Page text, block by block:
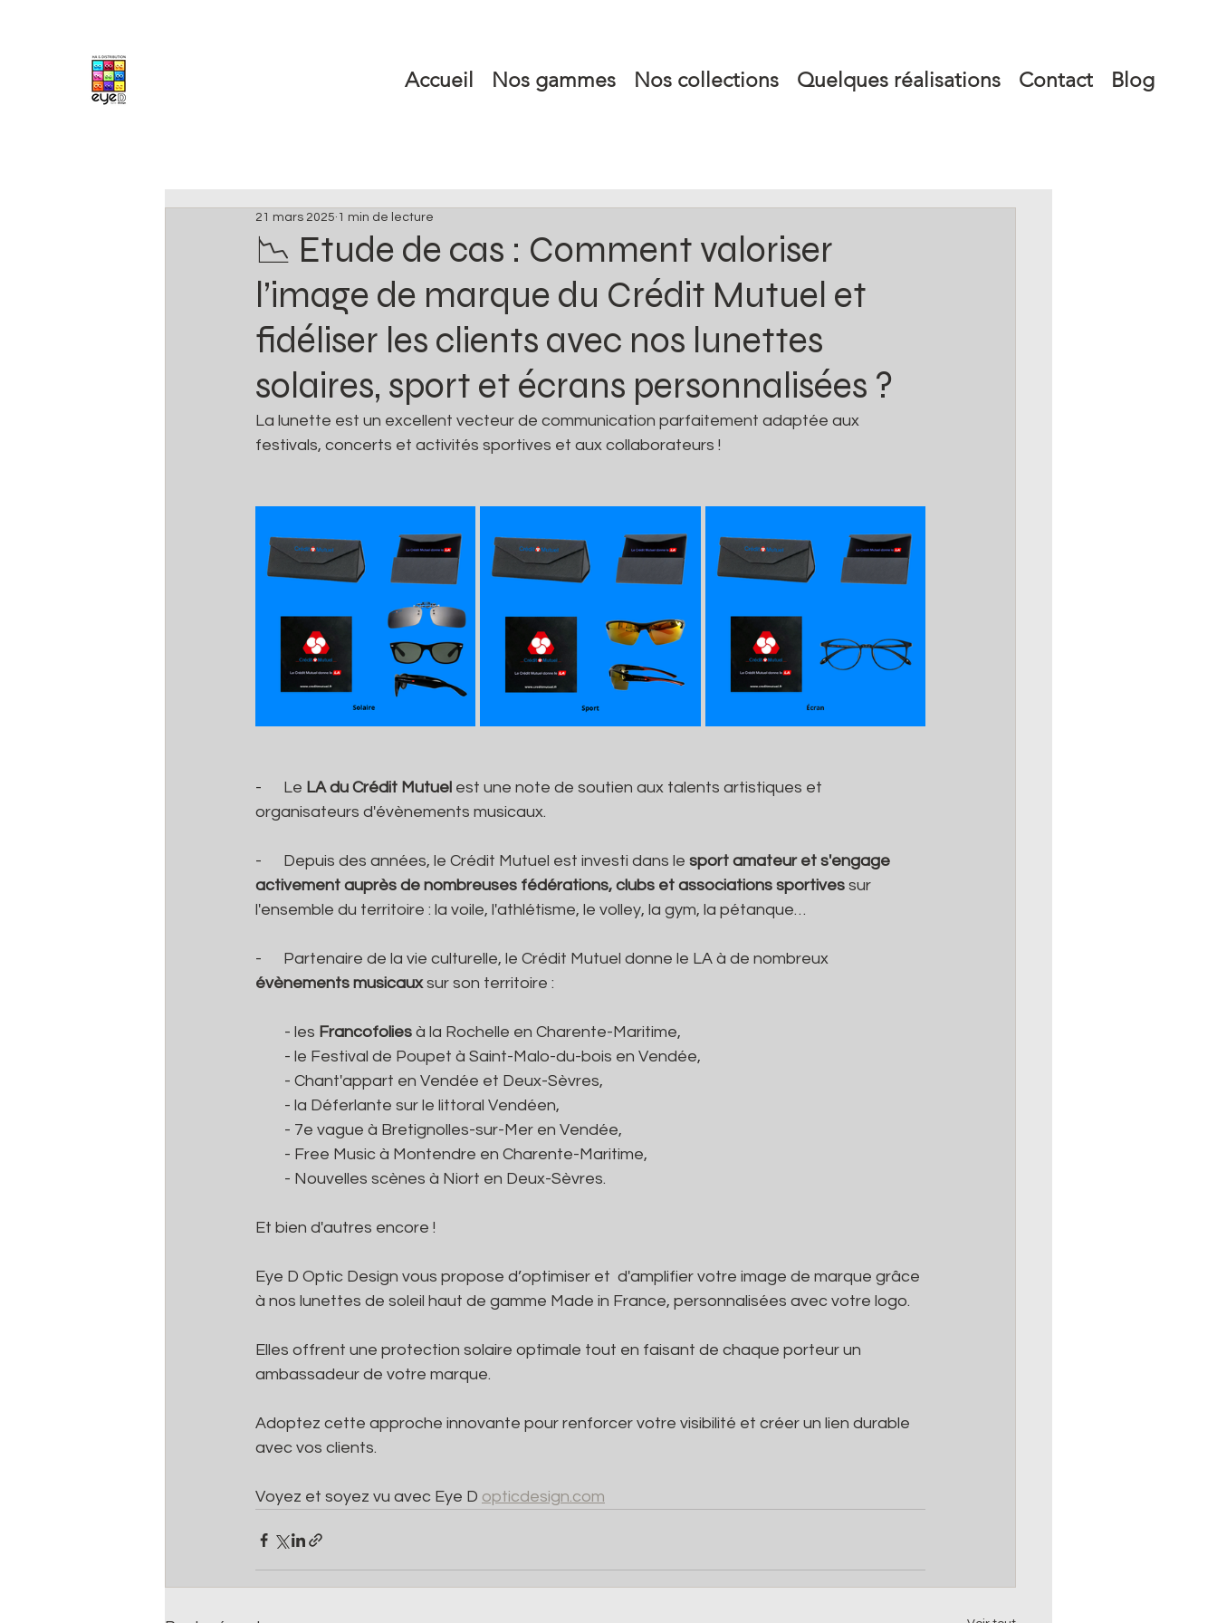
Accueil Nos gammes Nos collections Quelques réalisations Contact Blog
📉 Etude de cas : Comment valoriser
l’image de marque du Crédit Mutuel et
fidéliser les clients avec nos lunettes
solaires, sport et écrans personnalisées ?
21 mars 2025 1 min de lecture
La lunette est un excellent vecteur de communication parfaitement adaptée aux
festivals, concerts et activités sportives et aux collaborateurs !
-      Le LA du Crédit Mutuel est une note de soutien aux talents artistiques et
organisateurs d'évènements musicaux.
-      Depuis des années, le Crédit Mutuel est investi dans le sport amateur et s'engage
activement auprès de nombreuses fédérations, clubs et associations sportives sur
l'ensemble du territoire : la voile, l'athlétisme, le volley, la gym, la pétanque…
-      Partenaire de la vie culturelle, le Crédit Mutuel donne le LA à de nombreux
évènements musicaux sur son territoire :
- les Francofolies à la Rochelle en Charente-Maritime,
- le Festival de Poupet à Saint-Malo-du-bois en Vendée,
- Chant'appart en Vendée et Deux-Sèvres,
- la Déferlante sur le littoral Vendéen,
- 7e vague à Bretignolles-sur-Mer en Vendée,
- Free Music à Montendre en Charente-Maritime,
- Nouvelles scènes à Niort en Deux-Sèvres.
Et bien d'autres encore !
Eye D Optic Design vous propose d’optimiser et  d'amplifier votre image de marque grâce
à nos lunettes de soleil haut de gamme Made in France, personnalisées avec votre logo.
Elles offrent une protection solaire optimale tout en faisant de chaque porteur un
ambassadeur de votre marque.
Adoptez cette approche innovante pour renforcer votre visibilité et créer un lien durable
avec vos clients.
Voyez et soyez vu avec Eye D opticdesign.com